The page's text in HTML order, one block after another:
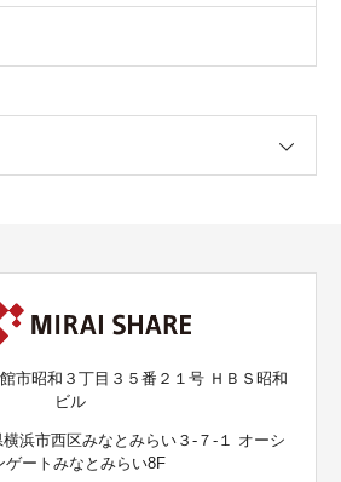
市昭和３丁目３５番２１号 ＨＢＳ昭和
ビル
浜市西区みなとみらい３-７-１ オーシ
ゲートみなとみらい8F